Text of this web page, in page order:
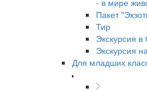
Пакет
Тир
Экскурсия
Экскурсия
Для младших